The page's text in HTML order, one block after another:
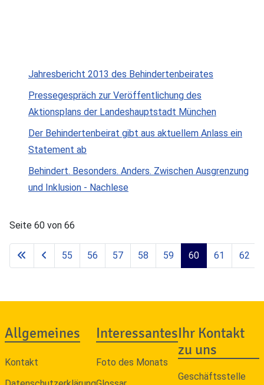
Jahresbericht 2013 des Behindertenbeirates
Pressegespräch zur Veröffentlichung des
Aktionsplans der Landeshauptstadt München
Der Behindertenbeirat gibt aus aktuellem Anlass ein
Statement ab
Behindert. Besonders. Anders. Zwischen Ausgrenzung
und Inklusion - Nachlese
Seite 60 von 66
55 56 57 58 59 60 61 62
Allgemeines
Kontakt
Interessantes
Foto des Monats
Ihr Kontakt
zu uns
Geschäftsstelle